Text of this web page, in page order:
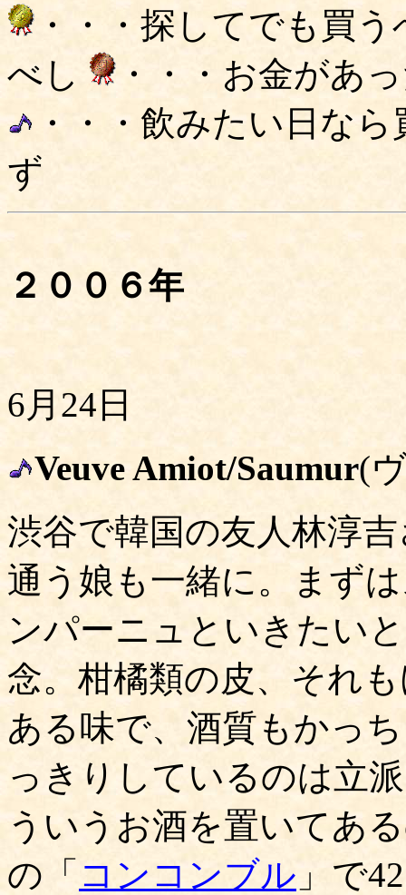
・・・探してでも買
べし
・・・お金があ
・・・飲みたい日な
ず
２００６年
6月24日
Veuve Amiot/Saumur(
渋谷で韓国の友人林淳
通う娘も一緒に。まず
ンパーニュといきたい
念。柑橘類の皮、それ
ある味で、酒質もかっ
っきりしているのは立
ういうお酒を置いてあ
の「 コンコンブル 」で